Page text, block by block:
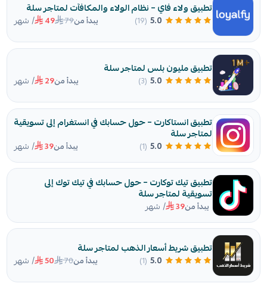
تطبيق ولاء فاي – نظام الولاء والمكافآت لمتاجر سلة
5.0
(19) يبدأ من79
49 / شهر
تطبيق مليون بلس لمتاجر سلة
5.0
(3) يبدأ من29 / شهر
تطبيق انستاكارت – حول حسابك في انستغرام إلى تسويقية
لمتاجر سلة
5.0
(1) يبدأ من39 / شهر
تطبيق تيك توكارت – حول حسابك في تيك توك إلى
تسويقية لمتاجر سلة
يبدأ من39 / شهر
تطبيق شريط أسعار الذهب لمتاجر سلة
5.0
(1) يبدأ من70
50 / شهر